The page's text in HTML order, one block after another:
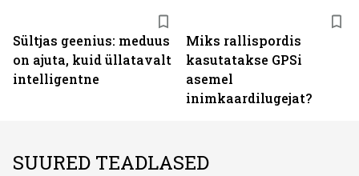
Sültjas geenius: meduus
on ajuta, kuid üllatavalt
intelligentne
Miks rallispordis
kasutatakse GPSi
asemel
inimkaardilugejat?
SUURED TEADLASED